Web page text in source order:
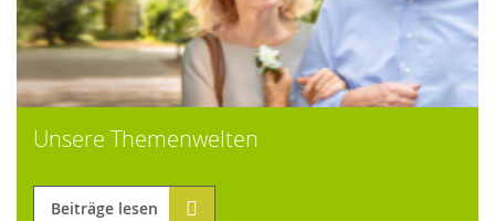
Unsere Themenwelten
Beiträge lesen